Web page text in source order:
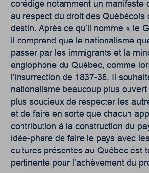
corédige notamment un manifeste
au respect du droit des Québécois
destin. Après ce qu’il nomme « le
il comprend que le nationalisme
passer par les immigrants et la
anglophone du Québec, comme
l’insurrection de 1837-38. Il
nationalisme beaucoup plus
plus soucieux de respecter les
et de faire en sorte que chacun
contribution à la construction du
idée-phare de faire le pays avec
cultures présentes au Québec est
pertinente pour l’achèvement du